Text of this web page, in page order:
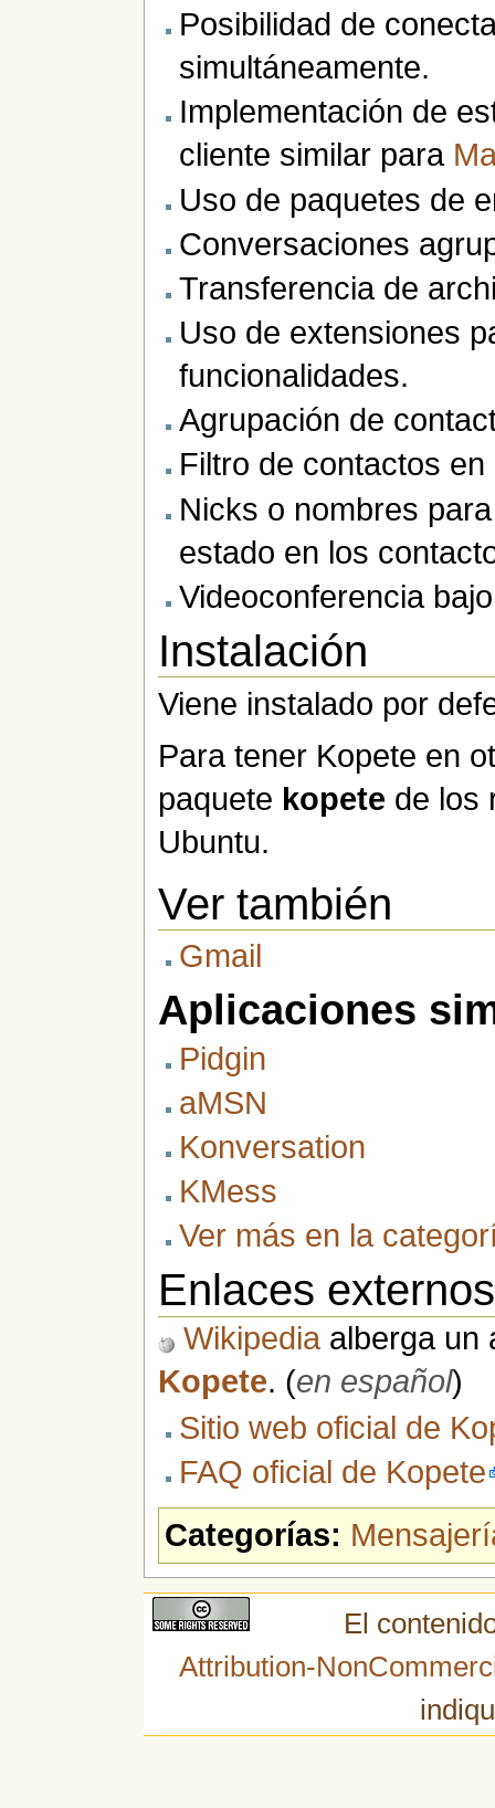
Posibilidad de
simultáneamente.
Implementación de
cliente similar para
Uso de paquetes de
Conversaciones
Transferencia de
Uso de extensiones
funcionalidades.
Agrupación de
Filtro de contactos
Nicks o nombres
estado en los
Videoconferencia
Instalación
Viene instalado por
Para tener Kopete en
paquete kopete de los
Ubuntu.
Ver también
Gmail
Aplicaciones
Pidgin
aMSN
Konversation
KMess
Ver más en la
Enlaces externos
Wikipedia alberga un
Kopete. (en español)
Sitio web oficial de
FAQ oficial de Kopete
Categorías:
El
Attribution-